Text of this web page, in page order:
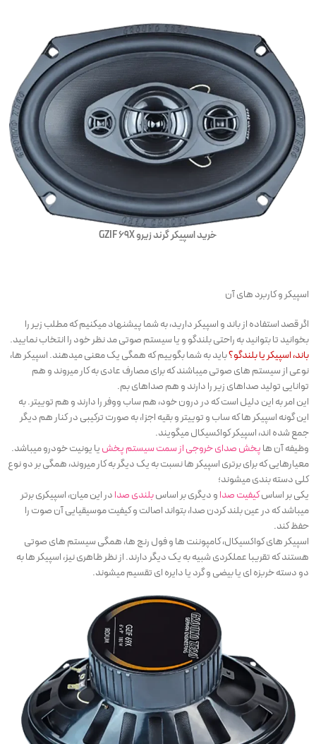
خرید اسپیکر گرند زیرو GZIF 69X
اسپیکر و کاربرد های آن
اگر قصد استفاده از باند و اسپیکر دارید، به شما پیشنهاد میکنیم که مطلب زیر را
بخوانید تا بتوانید به راحتی بلندگو و یا سیستم صوتی مد نظر خود را انتخاب نمایید.
باند، اسپیکر یا بلندگو؟باید به شما بگوییم که همگی یک معنی میدهند. اسپیکر ها،
نوعی از سیستم های صوتی میباشند که برای مصارف عادی به کار میروند و هم
توانایی تولید صداهای زیر را دارند و هم صداهای بم.
این امر به این دلیل است که در درون خود، هم ساب ووفر را دارند و هم توییتر. به
این گونه اسپیکر ها که ساب و توییتر و بقیه اجزا، به صورت ترکیبی در کنار هم دیگر
جمع شده اند، اسپیکر کواکسیکال میگویند.
وظیفه آن هاپخش صدای خروجی از سمت سیستم پخشیا یونیت خودرو میباشد.
معیارهایی که برای برتری اسپیکر ها نسبت به یک دیگر به کار میروند، همگی بر دو نوع
کلی دسته بندی میشوند؛
یکی بر اساسکیفیت صداو دیگری بر اساسبلندی صدادر این میان، اسپیکری برتر
میباشد که در عین بلند کردن صدا، بتواند اصالت و کیفیت موسیقیایی آن صوت را
حفظ کند.
اسپیکر های کواکسیکال، کامپوننت ها و فول رنج ها، همگی سیستم های صوتی
هستند که تقریبا عملکردی شبیه به یک دیگر دارند. از نظر ظاهری نیز، اسپیکر ها به
دو دسته خربزه ای یا بیضی و گرد یا دایره ای تقسیم میشوند.